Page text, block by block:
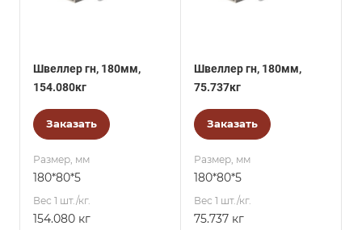
Швеллер гн, 180мм,
154.080кг
Заказать
Размер, мм
180*80*5
Вес 1 шт./кг.
154.080 кг
Швеллер гн, 180мм,
75.737кг
Заказать
Размер, мм
180*80*5
Вес 1 шт./кг.
75.737 кг